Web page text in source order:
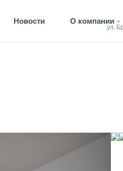
Новости О компании
ул.